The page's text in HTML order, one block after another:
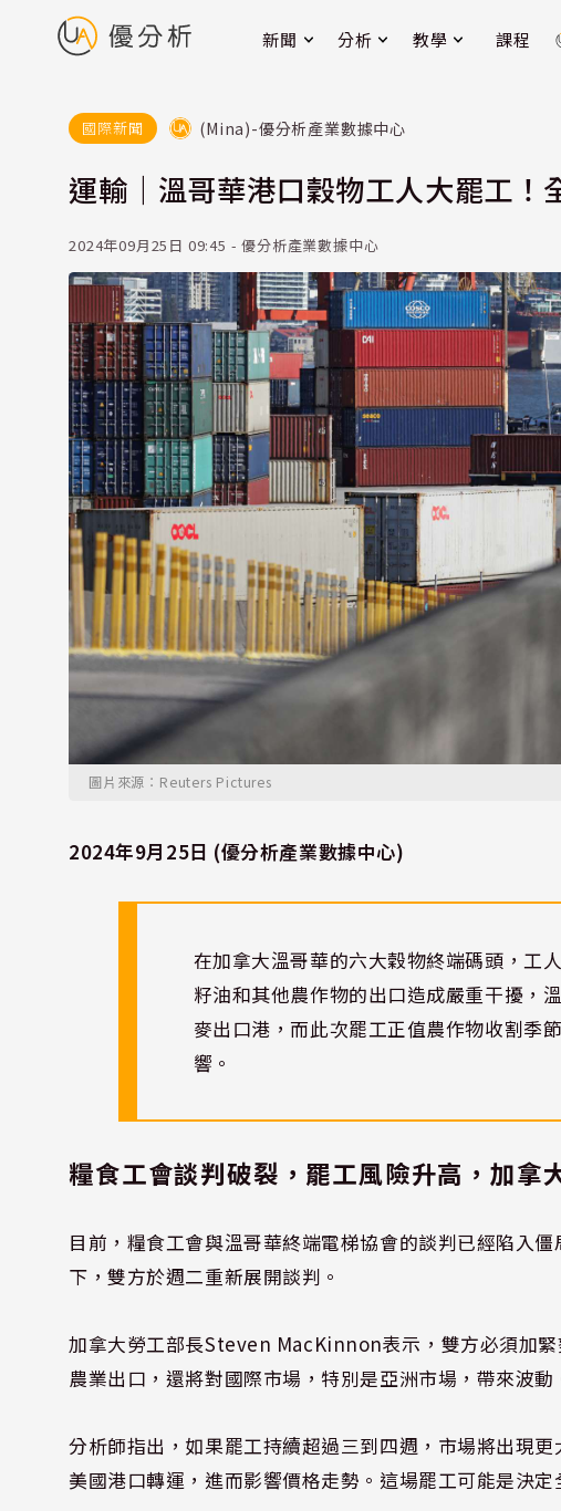
新聞 分析 教學 課程
國際新聞 (Mina)-優分析產業數據中心
運輸｜溫哥華港口穀物工人大罷工！
2024年09月25日 09:45 - 優分析產業數據中心
圖片來源：Reuters Pictures
2024年9月25日 (優分析產業數據中心)
在加拿大溫哥華的六大穀物終端碼頭，工
籽油和其他農作物的出口造成嚴重干擾，
麥出口港，而此次罷工正值農作物收割季
響。
糧食工會談判破裂，罷工風險升高，加拿
目前，糧食工會與溫哥華終端電梯協會的談判已經陷入
下，雙方於週二重新展開談判。
加拿大勞工部長Steven MacKinnon表示，雙方必須加
農業出口，還將對國際市場，特別是亞洲市場，帶來波動
分析師指出，如果罷工持續超過三到四週，市場將出現
美國港口轉運，進而影響價格走勢。這場罷工可能是決定